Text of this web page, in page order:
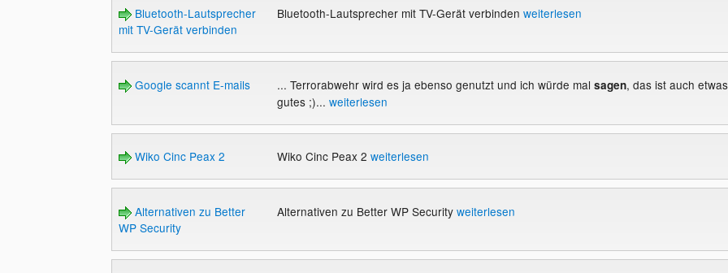
Bluetooth-Lautsprecher
mit TV-Gerät verbinden
Bluetooth-Lautsprecher mit TV-Gerät verbinden weiterlesen
Google scannt E-mails ... Terrorabwehr wird es ja ebenso genutzt und ich würde mal sagen, das ist auch etwas
gutes ;)... weiterlesen
Wiko Cinc Peax 2 Wiko Cinc Peax 2 weiterlesen
Alternativen zu Better
WP Security
Alternativen zu Better WP Security weiterlesen